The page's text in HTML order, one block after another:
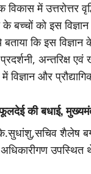
में उत्तरोत्तर
के बच्चों को इस
कि इस विज्ञान
अन्तरिक्ष एवं
और
की बधाई,
शैलेष
उपस्थित